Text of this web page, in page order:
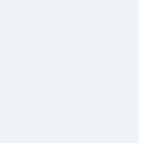
Pucará de
de Quito